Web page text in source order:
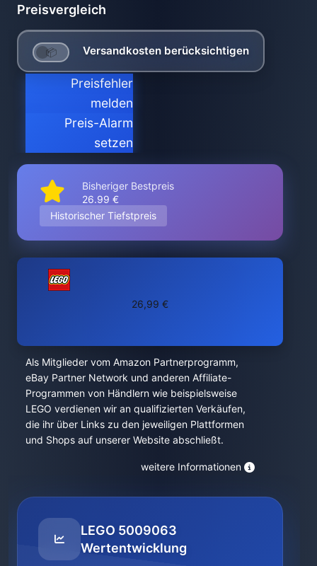
Preisvergleich
Versandkosten berücksichtigen
Preisfehler
melden
Preis-Alarm
setzen
Bisheriger Bestpreis
26.99 €
Historischer Tiefstpreis
26,99 €
Als Mitglieder vom Amazon Partnerprogramm,
eBay Partner Network und anderen Affiliate-
Programmen von Händlern wie beispielsweise
LEGO verdienen wir an qualifizierten Verkäufen,
die ihr über Links zu den jeweiligen Plattformen
und Shops auf unserer Website abschließt.
weitere Informationen
LEGO 5009063
Wertentwicklung